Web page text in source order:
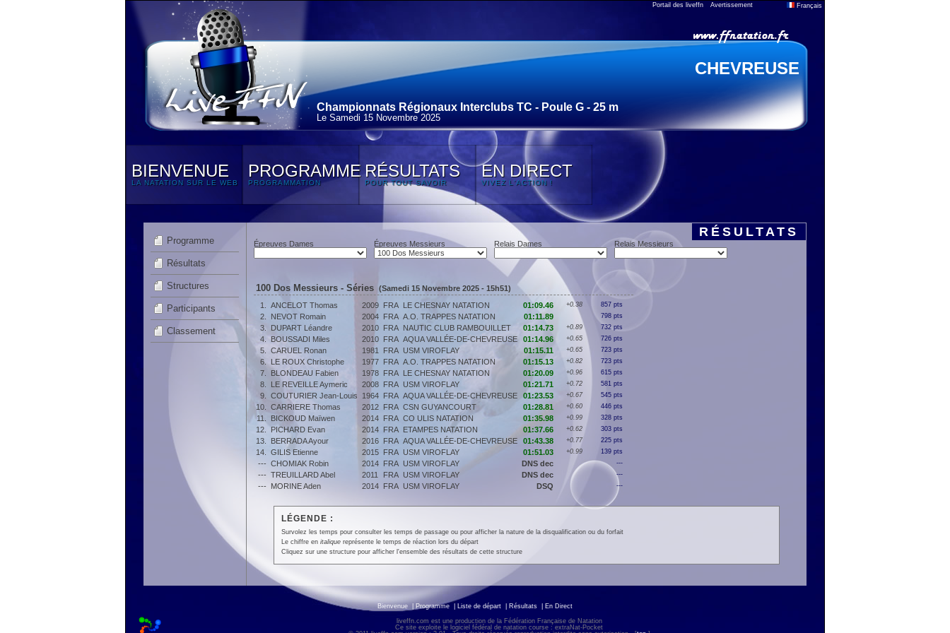
Portail des liveffn Avertissement Français
CHEVREUSE
Championnats Régionaux Interclubs TC - Poule G - 25 m
Le Samedi 15 Novembre 2025
BIENVENUE
LA NATATION SUR LE WEB
PROGRAMME
PROGRAMMATION
RÉSULTATS
POUR TOUT SAVOIR
EN DIRECT
VIVEZ L'ACTION !
Programme
Résultats
Structures
Participants
Classement
RÉSULTATS
Épreuves Dames Épreuves Messieurs Relais Dames Relais Messieurs
100 Dos Messieurs - Séries (Samedi 15 Novembre 2025 - 15h51)
1.
ANCELOT Thomas 2009 FRA LE CHESNAY NATATION 01:09.46 +0.38 857 pts
2. NEVOT Romain 2004 FRA A.O. TRAPPES NATATION 01:11.89 798 pts
3. DUPART Léandre 2010 FRA NAUTIC CLUB RAMBOUILLET 01:14.73 +0.89 732 pts
4. BOUSSADI Miles 2010 FRA AQUA VALLÉE-DE-CHEVREUSE 01:14.96 +0.65 726 pts
5. CARUEL Ronan 1981 FRA USM VIROFLAY 01:15.11 +0.65 723 pts
6. LE ROUX Christophe 1977 FRA A.O. TRAPPES NATATION 01:15.13 +0.82 723 pts
7. BLONDEAU Fabien 1978 FRA LE CHESNAY NATATION 01:20.09 +0.96 615 pts
8. LE REVEILLE Aymeric 2008 FRA USM VIROFLAY 01:21.71 +0.72 581 pts
9. COUTURIER Jean-Louis 1964 FRA AQUA VALLÉE-DE-CHEVREUSE 01:23.53 +0.67 545 pts
10. CARRIERE Thomas 2012 FRA CSN GUYANCOURT 01:28.81 +0.60 446 pts
11. BICKOUD Maïwen 2014 FRA CO ULIS NATATION 01:35.98 +0.99 328 pts
12. PICHARD Evan 2014 FRA ETAMPES NATATION 01:37.66 +0.62 303 pts
13. BERRADA Ayour 2016 FRA AQUA VALLÉE-DE-CHEVREUSE 01:43.38 +0.77 225 pts
14. GILIS Etienne 2015 FRA USM VIROFLAY 01:51.03 +0.99 139 pts
--- CHOMIAK Robin 2014 FRA USM VIROFLAY DNS dec ---
--- TREUILLARD Abel 2011 FRA USM VIROFLAY DNS dec ---
--- MORINE Aden 2014 FRA USM VIROFLAY DSQ ---
LÉGENDE :
Survolez les temps pour consulter les temps de passage ou pour afficher la nature de la disqualification ou du forfait
Le chiffre en italiquereprésente le temps de réaction lors du départ
Cliquez sur une structure pour afficher l'ensemble des résultats de cette structure
Bienvenue Programme Liste de départ Résultats En Direct
liveffn.com est une production de la Fédération Française de Natation
Ce site exploite le logiciel fédéral de natation course : extraNat-Pocket